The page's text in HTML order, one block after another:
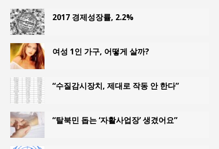
2017 경제성장률, 2.2%
여성 1인 가구, 어떻게 살까?
“수질감시장치, 제대로 작동 안 한다”
“탈북민 돕는 ‘자활사업장’ 생겼어요”